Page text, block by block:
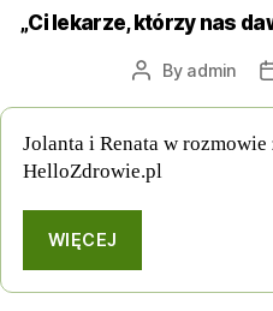
„Ci lekarze, którzy nas
Post
By admin
Jolanta i Renata w
HelloZdrowie.pl
WIĘCEJ